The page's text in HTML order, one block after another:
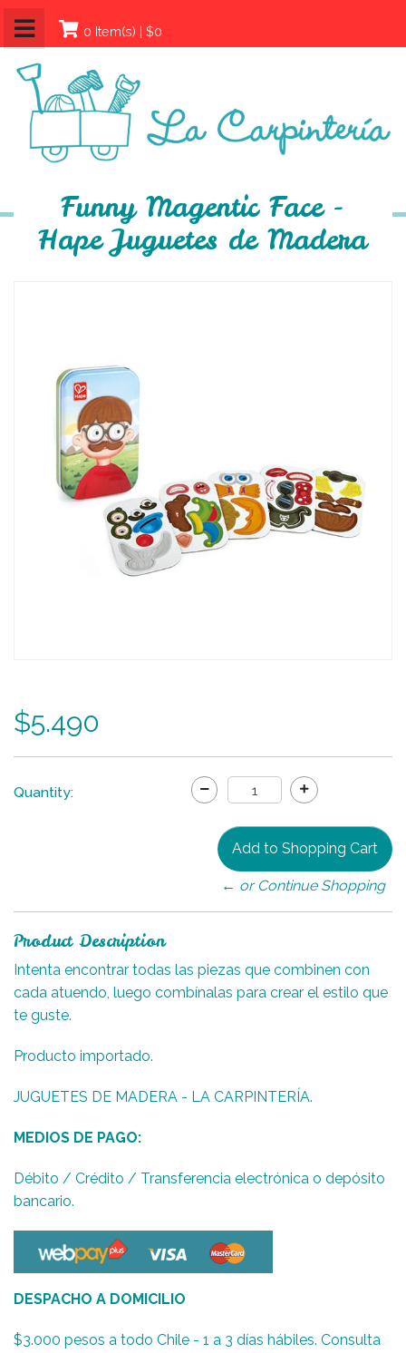
0 Item(s) | $0
Funny Magentic Face -
Hape Juguetes de Madera
$5.490
Quantity:
← or Continue Shopping
Product Description
Intenta encontrar todas las piezas que combinen con
cada atuendo, luego combínalas para crear el estilo que
te guste.
Producto importado.
JUGUETES DE MADERA - LA CARPINTERÍA.
MEDIOS DE PAGO:
Débito / Crédito / Transferencia electrónica o depósito
bancario.
DESPACHO A DOMICILIO
$3.000 pesos a todo Chile - 1 a 3 días hábiles. Consulta